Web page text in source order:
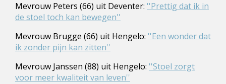
Mevrouw Peters (66) uit Deventer: ''Prettig dat ik in
de stoel toch kan bewegen''
Mevrouw Brugge (66) uit Hengelo: ''Een wonder dat
ik zonder pijn kan zitten''
Mevrouw Janssen (88) uit Hengelo: ''Stoel zorgt
voor meer kwaliteit van leven''